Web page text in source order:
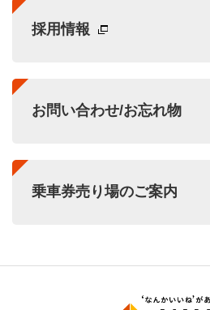
採用情報
お問い合わせ/お忘れ物
乗車券売り場のご案内